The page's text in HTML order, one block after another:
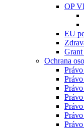
OP
EU
Ochrana